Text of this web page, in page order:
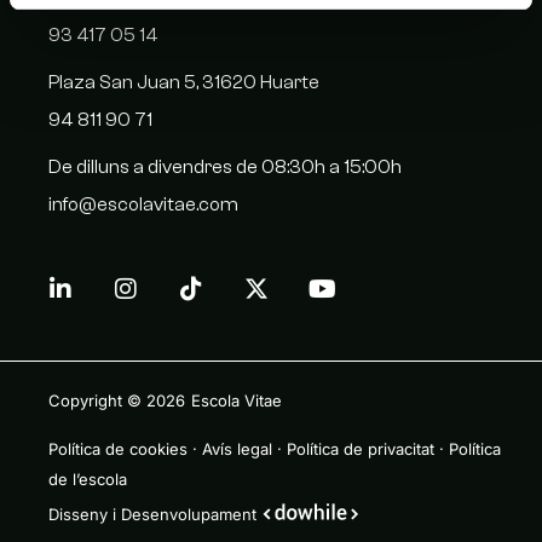
93 417 05 14
Plaza San Juan 5, 31620 Huarte
94 811 90 71
De dilluns a divendres de 08:30h a 15:00h
info@escolavitae.com
Copyright © 2026 Escola Vitae
Política de cookies · Avís legal · Política de privacitat · Política
de l’escola
Disseny i Desenvolupament